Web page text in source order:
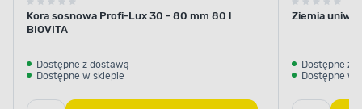
Kora sosnowa Profi-Lux 30 - 80 mm 80 l
BIOVITA
Dostępne z dostawą
Dostępne w sklepie
Ziemia
Dostępne z
Dostępne w